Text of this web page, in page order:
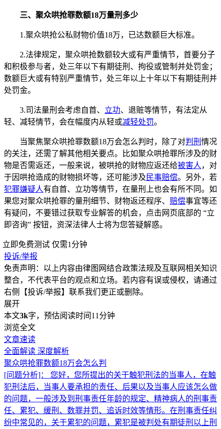
三、聚众哄抢罪数额18万量刑多少
1.聚众哄抢公私财物价值18万，已达数额巨大标准。
2.法律规定，聚众哄抢数额较大或有严重情节，首要分子
和积极参与者，处三年以下有期徒刑、拘役或管制并处罚金；
数额巨大或有特别严重情节，处三年以上十年以下有期徒刑并
处罚金。
3.司法量刑会考虑自首、 立功、退赃等情节，有法定从
轻、减轻情节，会在幅度内从轻或减轻处罚。
当聚焦聚众哄抢罪数额18万会怎么判时，除了对判刑 情况
的关注，还需了解其他相关要点。比如聚众哄抢罪所涉及的财
物是否需返还，一般来说，被哄抢的财物应返还给被害人 ，对
于因哄抢造成的财物损坏等，还可能涉及 民事赔偿。另外，若
犯罪嫌疑人有自首、立功等情节，在量刑上也会有所不同。如
果您对聚众哄抢罪的量刑细节、财物返还程序、 赔偿事宜等还
有疑问，不要错过获取专业解答的机会，点击网页底部的 “立
即咨询” 按钮，资深法律人士将为您答疑解惑。
立即免费测试 仅需1分钟
投诉/举报
免责声明：以上内容由律图网结合政策法规及互联网相关知识
整合，不代表平台的观点和立场。若内容有误或侵权，请通过
右侧【投诉/举报】联系我们更正或删除。
展开
本文3k字，预估阅读时间11分钟
浏览全文
文章速读
全面解读 深度解析
聚众哄抢罪数额18万会怎么判
[问题分析]：
您好，您所提出的关于触犯刑法的当事人，在触
犯刑法后，当事人要承担的责任、后果以及当事人应该怎么做
的问题，一般涉及到刑事责任年龄的规定、精神病人的刑事责
任、累犯、缓刑、数罪并罚、追诉时效等情形。在刑事责任纠
纷中常见的，关于累犯的问题，累犯是被判处有期徒刑以上刑